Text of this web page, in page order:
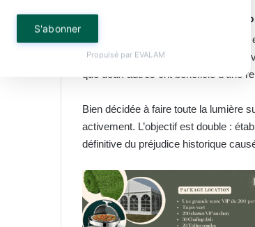
Une vague d’interpellations en
La riposte judiciaire s’annonce
par les forces de l’ordre. Parmi
que deux autres ont bénéficié d’une
Bien décidée à faire toute la lumière
activement. L’objectif est double :
définitive du préjudice historique
S'abonner
Propulsé par EVALAM